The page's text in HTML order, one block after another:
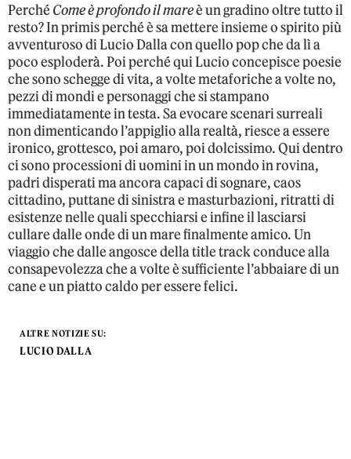
Perché Come è profondo il mareè un gradino oltre tutto il
resto? In primis perché è sa mettere insieme o spirito più
avventuroso di Lucio Dalla con quello pop che da lì a
poco esploderà. Poi perché qui Lucio concepisce poesie
che sono schegge di vita, a volte metaforiche a volte no,
pezzi di mondi e personaggi che si stampano
immediatamente in testa. Sa evocare scenari surreali
non dimenticando l’appiglio alla realtà, riesce a essere
ironico, grottesco, poi amaro, poi dolcissimo. Qui dentro
ci sono processioni di uomini in un mondo in rovina,
padri disperati ma ancora capaci di sognare, caos
cittadino, puttane di sinistra e masturbazioni, ritratti di
esistenze nelle quali specchiarsi e infine il lasciarsi
cullare dalle onde di un mare finalmente amico. Un
viaggio che dalle angosce della title track conduce alla
consapevolezza che a volte è sufficiente l’abbaiare di un
cane e un piatto caldo per essere felici.
ALTRE NOTIZIE SU:
LUCIO DALLA